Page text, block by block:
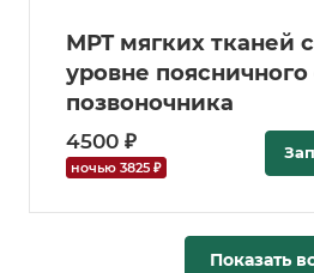
МРТ мягких тканей
уровне поясничного
позвоночника
4500 ₽
ночью 3825 ₽
Показать